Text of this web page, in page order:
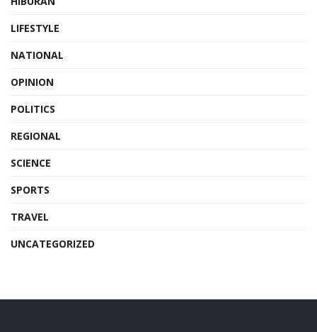
LIFESTYLE
NATIONAL
OPINION
POLITICS
REGIONAL
SCIENCE
SPORTS
TRAVEL
UNCATEGORIZED